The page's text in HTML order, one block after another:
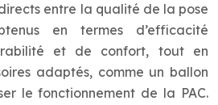
entre la qualité de la pose
en termes d’efficacité
et de confort, tout en
adaptés, comme un ballon
le fonctionnement de la PAC.